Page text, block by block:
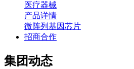
医疗器械
产品详情
微阵列基因芯片
招商合作
集团动态